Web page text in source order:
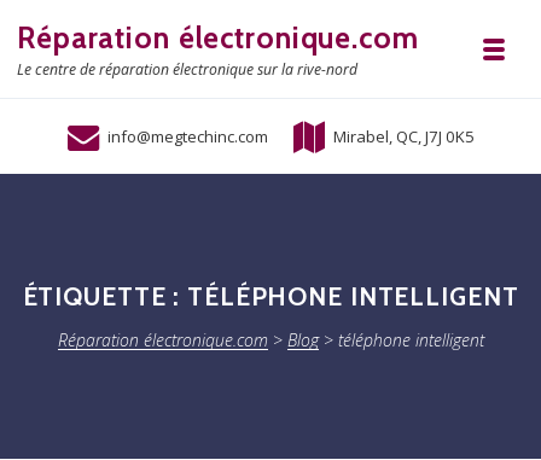
Réparation électronique.com
Le centre de réparation électronique sur la rive-nord
info@megtechinc.com Mirabel, QC, J7J 0K5
ÉTIQUETTE : TÉLÉPHONE INTELLIGENT
Réparation électronique.com > Blog> téléphone intelligent